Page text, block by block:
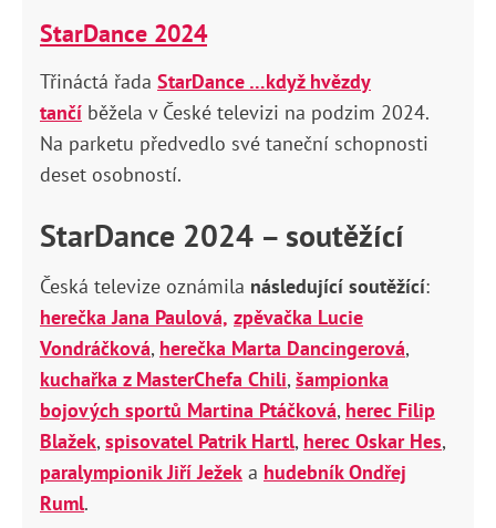
StarDance 2024
Třináctá řada StarDance …když hvězdy
tančí běžela v České televizi na podzim 2024.
Na parketu předvedlo své taneční schopnosti
deset osobností.
StarDance 2024 – soutěžící
Česká televize oznámila následující soutěžící:
herečka Jana Paulová, zpěvačka Lucie
Vondráčková, herečka Marta Dancingerová,
kuchařka z MasterChefa Chili, šampionka
bojových sportů Martina Ptáčková, herec Filip
Blažek, spisovatel Patrik Hartl, herec Oskar Hes,
paralympionik Jiří Ježek a hudebník Ondřej
Ruml.